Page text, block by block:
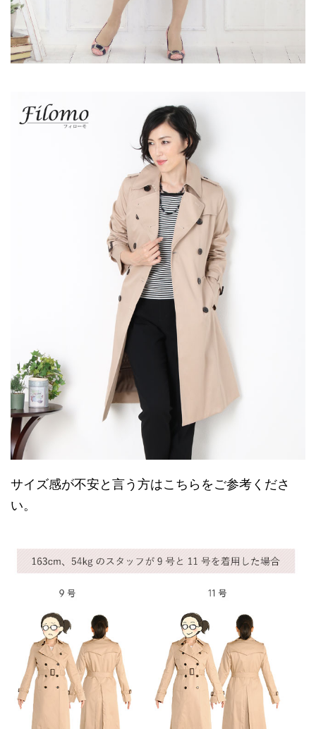
サイズ感が不安と言う方はこちらをご参考くださ
い。